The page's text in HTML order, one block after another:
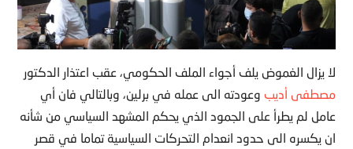
لا يزال الغموض يلف أجواء الملف الحكومي، عقب اعتذار الدكتور
مصطفى أديب وعودته الى عمله في برلين، وبالتالي فان أي
عامل لم يطرأ على الجمود الذي يحكم المشهد السياسي من شأنه
ان يكسره الى حدود انعدام التحركات السياسية تماما في قصر